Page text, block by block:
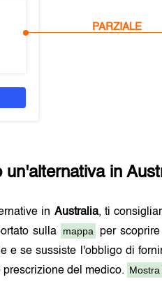
PARZIALE
un'alternativa in
in Australia, ti
sulla
mappa per
e se sussiste l'obbligo di
del medico.